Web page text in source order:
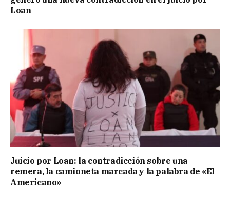
Loan
Juicio por Loan: la contradicción sobre una
remera, la camioneta marcada y la palabra de «El
Americano»